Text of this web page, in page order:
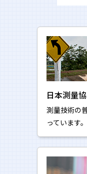
2024年01月05日
このたびの能登地方
られた方々に心より
皆様ならびにそのご
し上げます。
被災された皆様の安
申し上げます。
日本測量
測量技術の
っています。